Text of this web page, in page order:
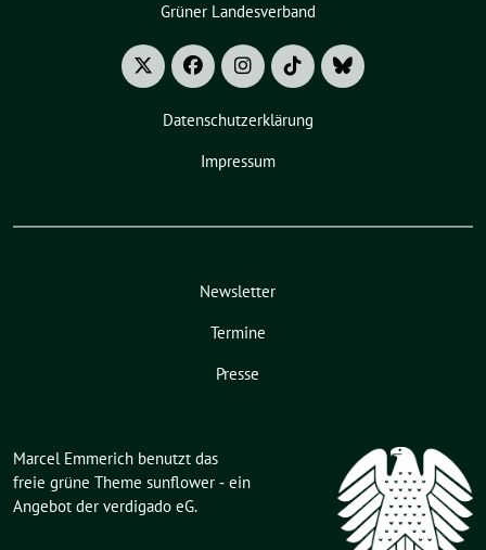
Grüner Landesverband
Datenschutzerklärung
Impressum
Newsletter
Termine
Presse
Marcel Emmerich benutzt das
freie grüne Theme sunflower ‐ ein
Angebot der verdigado eG.